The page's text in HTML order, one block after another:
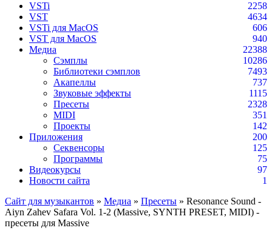
VSTi
2258
VST
4634
VSTi для MacOS
606
VST для MacOS
940
Медиа
22388
Сэмплы
10286
Библиотеки сэмплов
7493
Акапеллы
737
Звуковые эффекты
1115
Пресеты
2328
MIDI
351
Проекты
142
Приложения
200
Секвенсоры
125
Программы
75
Видеокурсы
97
Новости сайта
1
Сайт для музыкантов » Медиа » Пресеты » Resonance Sound -
Aiyn Zahev Safara Vol. 1-2 (Massive, SYNTH PRESET, MIDI) -
пресеты для Massive